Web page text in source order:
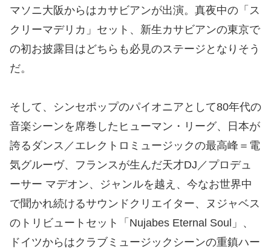
マソニ大阪からはカサビアンが出演。真夜中の「ス
クリーマデリカ」セット、新生カサビアンの東京で
の初お披露目はどちらも必見のステージとなりそう
だ。
そして、シンセポップのパイオニアとして80年代の
音楽シーンを席巻したヒューマン・リーグ、日本が
誇るダンス／エレクトロミュージックの最高峰＝電
気グルーヴ、フランスが生んだ天才DJ／プロデュ
ーサー マデオン、ジャンルを越え、今なお世界中
で聞かれ続けるサウンドクリエイター、ヌジャベス
のトリビュートセット「Nujabes Eternal Soul」、
ドイツからはクラブミュージックシーンの重鎮ハー